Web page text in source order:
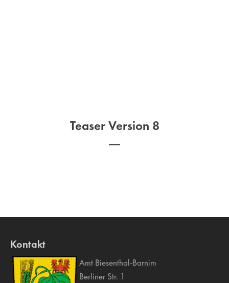
Teaser Version 8
Kontakt
Amt Biesenthal-Barnim
Berliner Str. 1